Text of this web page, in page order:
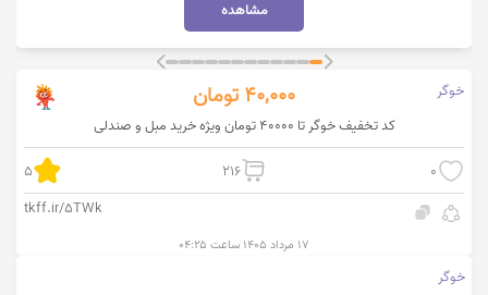
مشاهده
خوگر 40,000 تومان
کد تخفیف خوگر تا 40000 تومان ویژه خرید مبل و صندلی
0
216
5
tkff.ir/5TWk
۱۷ مرداد ۱۴۰۵ ساعت ۰۴:۲۵
خوگر